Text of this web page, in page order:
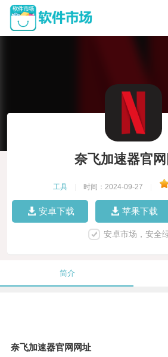
奈飞加速器官
工具 时间：2024-09-27
安卓下载 苹果下载
安卓市场，安全
简介
奈飞加速器官网网址